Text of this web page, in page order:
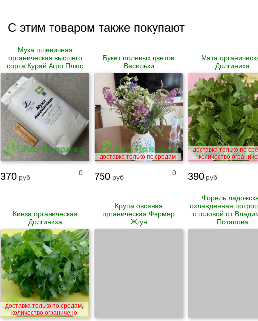
С этим товаром также покупают
Мука пшеничная
органическая высшего
сорта Курай Агро Плюс
X
370 руб
0
Букет полевых цветов
Васильки
доставка только по средам
750 руб
0
Мята
Долгиниха
доставка только по
количество
390 руб
Кинза органическая
Долгиниха
доставка только по средам,
количество ограничено
Крупа овсяная
органическая Фермер
Жгун
Форель
охлажденная
с головой от
Потапова